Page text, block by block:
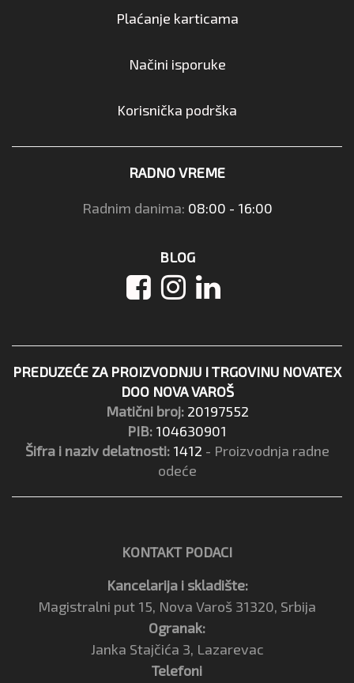
Plaćanje karticama
Načini isporuke
Korisnička podrška
RADNO VREME
Radnim danima: 08:00 - 16:00
BLOG
PREDUZEĆE ZA PROIZVODNJU I TRGOVINU NOVATEX
DOO NOVA VAROŠ
Matični broj: 20197552
PIB: 104630901
Šifra i naziv delatnosti: 1412 - Proizvodnja radne
odeće
KONTAKT PODACI
Kancelarija i skladište:
Magistralni put 15, Nova Varoš 31320, Srbija
Ogranak:
Janka Stajčića 3, Lazarevac
Telefoni